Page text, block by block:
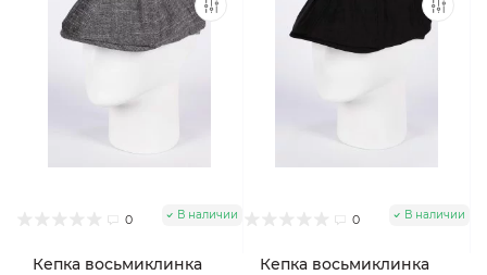
0 В наличии
Кепка восьмиклинка
0 В наличии
Кепка восьмиклинка